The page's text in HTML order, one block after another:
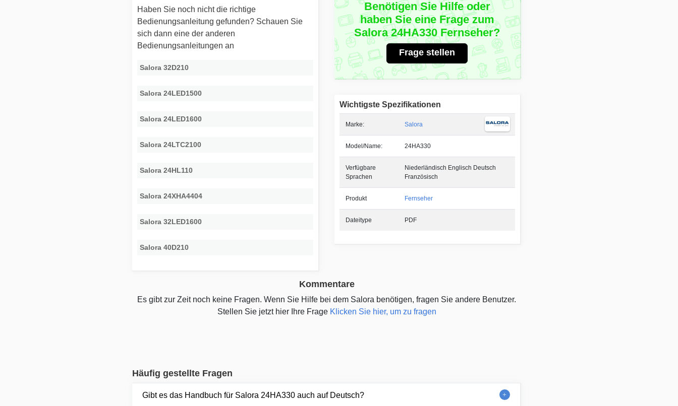
Benötigen Sie Hilfe oder
haben Sie eine Frage zum
Salora 24HA330 Fernseher?
Frage stellen
Wichtigste Spezifikationen
Marke: Salora
Model/Name: 24HA330
Verfügbare
Sprachen
Niederländisch Englisch Deutsch
Französisch
Produkt Fernseher
Dateitype PDF
Haben Sie noch nicht die richtige
Bedienungsanleitung gefunden? Schauen Sie
sich dann eine der anderen
Bedienungsanleitungen an
Salora 32D210
Salora 24LED1500
Salora 24LED1600
Salora 24LTC2100
Salora 24HL110
Salora 24XHA4404
Salora 32LED1600
Salora 40D210
Kommentare
Es gibt zur Zeit noch keine Fragen. Wenn Sie Hilfe bei dem Salora benötigen, fragen Sie andere Benutzer.
Stellen Sie jetzt hier Ihre Frage Klicken Sie hier, um zu fragen
Häufig gestellte Fragen
Gibt es das Handbuch für Salora 24HA330 auch auf Deutsch?